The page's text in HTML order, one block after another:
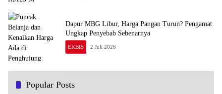
Dapur MBG Libur, Harga Pangan Turun? Pengamat
Ungkap Penyebab Sebenarnya
EKBIS 2 Juli 2026
Popular PostsPlt Bupati Langkat Dorong MPI Hadirkan Program